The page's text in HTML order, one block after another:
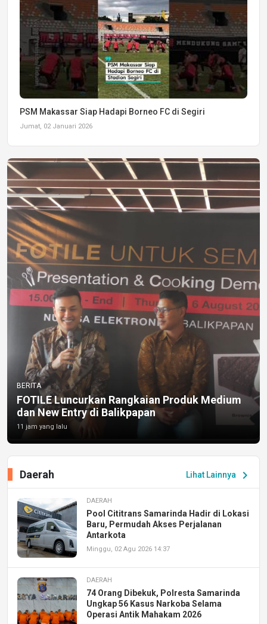
PSM Makassar Siap Hadapi Borneo FC di Segiri
Jumat, 02 Januari 2026
BERITA
FOTILE Luncurkan Rangkaian Produk Medium
dan New Entry di Balikpapan
11 jam yang lalu
Lihat Lainnya chevron_right
Daerah
DAERAH
Pool Cititrans Samarinda Hadir di Lokasi
Baru, Permudah Akses Perjalanan
Antarkota
Minggu, 02 Agu 2026 14:37
DAERAH
74 Orang Dibekuk, Polresta Samarinda
Ungkap 56 Kasus Narkoba Selama
Operasi Antik Mahakam 2026